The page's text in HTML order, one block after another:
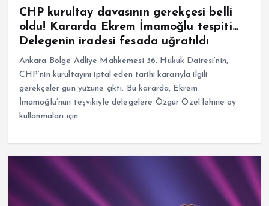
CHP kurultay davasının gerekçesi belli
oldu! Kararda Ekrem İmamoğlu tespiti…
Delegenin iradesi fesada uğratıldı
Ankara Bölge Adliye Mahkemesi 36. Hukuk Dairesi’nin,
CHP’nin kurultayını iptal eden tarihi kararıyla ilgili
gerekçeler gün yüzüne çıktı. Bu kararda, Ekrem
İmamoğlu’nun teşvikiyle delegelere Özgür Özel lehine oy
kullanmaları için…